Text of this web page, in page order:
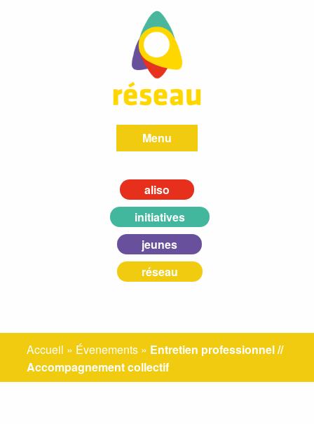
Menu
aliso
initiatives
jeunes
réseau
Accueil » Évenements » Entretien professionnel //
Accompagnement collectif